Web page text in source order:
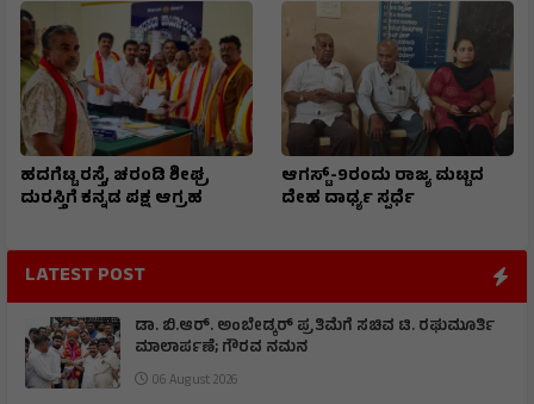
ಹದಗೆಟ್ಟ ರಸ್ತೆ, ಚರಂಡಿ ಶೀಘ್ರ
ದುರಸ್ತಿಗೆ ಕನ್ನಡ ಪಕ್ಷ ಆಗ್ರಹ
ಆಗಸ್ಟ್-9ರಂದು ರಾಜ್ಯ ಮಟ್ಟದ
ದೇಹ ದಾರ್ಢ್ಯ ಸ್ಪರ್ಧೆ
LATEST POST
ಡಾ. ಬಿ.ಆರ್. ಅಂಬೇಡ್ಕರ್ ಪ್ರತಿಮೆಗೆ ಸಚಿವ ಟಿ. ರಘುಮೂರ್ತಿ
ಮಾಲಾರ್ಪಣೆ; ಗೌರವ ನಮನ
06 August 2026